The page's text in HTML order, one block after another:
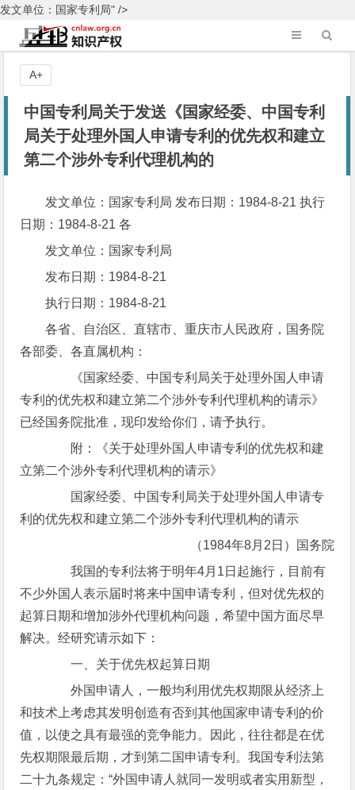
发文单位：国家专利局" />
中国专利局关于发送《国家经委、中国专利
局关于处理外国人申请专利的优先权和建立
第二个涉外专利代理机构的
发文单位：国家专利局 发布日期：1984-8-21 执行
日期：1984-8-21 各
发文单位：国家专利局
发布日期：1984-8-21
执行日期：1984-8-21
各省、自治区、直辖市、重庆市人民政府，国务院
各部委、各直属机构：
《国家经委、中国专利局关于处理外国人申请
专利的优先权和建立第二个涉外专利代理机构的请示》
已经国务院批准，现印发给你们，请予执行。
附：《关于处理外国人申请专利的优先权和建
立第二个涉外专利代理机构的请示》
国家经委、中国专利局关于处理外国人申请专
利的优先权和建立第二个涉外专利代理机构的请示
（1984年8月2日）国务院
我国的专利法将于明年4月1日起施行，目前有
不少外国人表示届时将来中国申请专利，但对优先权的
起算日期和增加涉外代理机构问题，希望中国方面尽早
解决。经研究请示如下：
一、关于优先权起算日期
外国申请人，一般均利用优先权期限从经济上
和技术上考虑其发明创造有否到其他国家申请专利的价
值，以使之具有最强的竞争能力。因此，往往都是在优
先权期限最后期，才到第二国申请专利。我国专利法第
二十九条规定：“外国申请人就同一发明或者实用新型，
A+